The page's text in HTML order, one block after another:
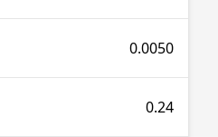
0.0050
0.24